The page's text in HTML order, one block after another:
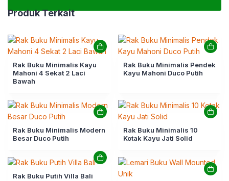
Produk Terkait
Rak Buku Minimalis Kayu
Mahoni 4 Sekat 2 Laci
Bawah
Rak Buku Minimalis Pendek
Kayu Mahoni Duco Putih
Rak Buku Minimalis Modern
Besar Duco Putih
Rak Buku Minimalis 10
Kotak Kayu Jati Solid
Rak Buku Putih Villa Bali